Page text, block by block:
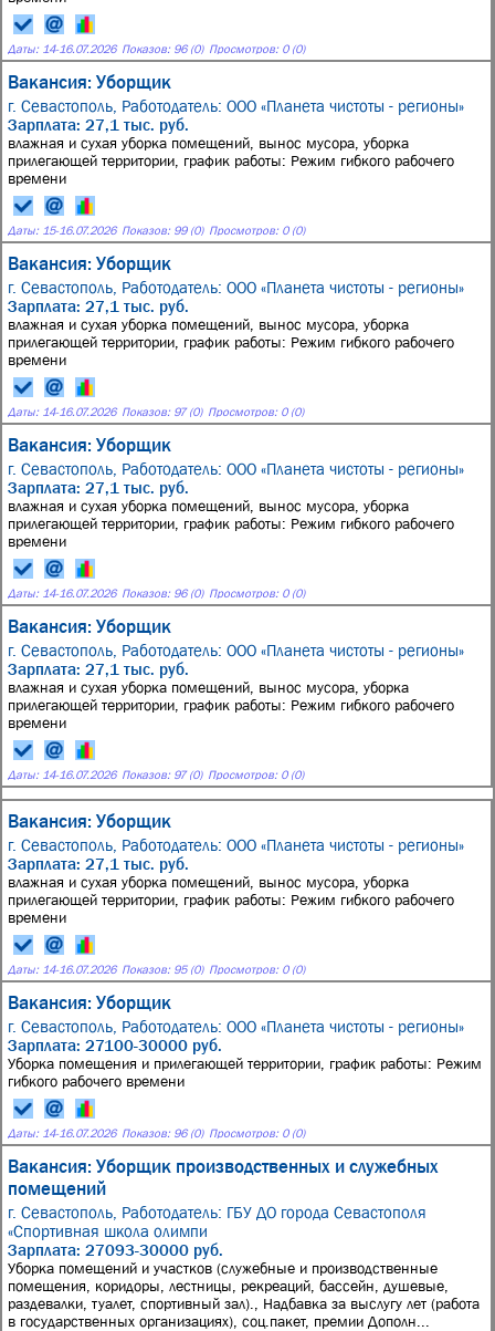
Даты: 14-16.07.2026 Показов: 96 (0) Просмотров: 0 (0)
Вакансия: Уборщик
г. Севастополь, Работодатель: ООО «Планета чистоты - регионы»
Зарплата: 27,1 тыс. руб.
влажная и сухая уборка помещений, вынос мусора, уборка
прилегающей территории, график работы: Режим гибкого рабочего
времени
Даты: 15-16.07.2026 Показов: 99 (0) Просмотров: 0 (0)
Вакансия: Уборщик
г. Севастополь, Работодатель: ООО «Планета чистоты - регионы»
Зарплата: 27,1 тыс. руб.
влажная и сухая уборка помещений, вынос мусора, уборка
прилегающей территории, график работы: Режим гибкого рабочего
времени
Даты: 14-16.07.2026 Показов: 97 (0) Просмотров: 0 (0)
Вакансия: Уборщик
г. Севастополь, Работодатель: ООО «Планета чистоты - регионы»
Зарплата: 27,1 тыс. руб.
влажная и сухая уборка помещений, вынос мусора, уборка
прилегающей территории, график работы: Режим гибкого рабочего
времени
Даты: 14-16.07.2026 Показов: 96 (0) Просмотров: 0 (0)
Вакансия: Уборщик
г. Севастополь, Работодатель: ООО «Планета чистоты - регионы»
Зарплата: 27,1 тыс. руб.
влажная и сухая уборка помещений, вынос мусора, уборка
прилегающей территории, график работы: Режим гибкого рабочего
времени
Даты: 14-16.07.2026 Показов: 97 (0) Просмотров: 0 (0)
Вакансия: Уборщик
г. Севастополь, Работодатель: ООО «Планета чистоты - регионы»
Зарплата: 27,1 тыс. руб.
влажная и сухая уборка помещений, вынос мусора, уборка
прилегающей территории, график работы: Режим гибкого рабочего
времени
Даты: 14-16.07.2026 Показов: 95 (0) Просмотров: 0 (0)
Вакансия: Уборщик
г. Севастополь, Работодатель: ООО «Планета чистоты - регионы»
Зарплата: 27100-30000 руб.
Уборка помещения и прилегающей территории, график работы: Режим
гибкого рабочего времени
Даты: 14-16.07.2026 Показов: 96 (0) Просмотров: 0 (0)
Вакансия: Уборщик производственных и служебных
помещений
г. Севастополь, Работодатель: ГБУ ДО города Севастополя
«Спортивная школа олимпи
Зарплата: 27093-30000 руб.
Уборка помещений и участков (служебные и производственные
помещения, коридоры, лестницы, рекреаций, бассейн, душевые,
раздевалки, туалет, спортивный зал)., Надбавка за выслугу лет (работа
в государственных организациях), соц.пакет, премии Дополн...